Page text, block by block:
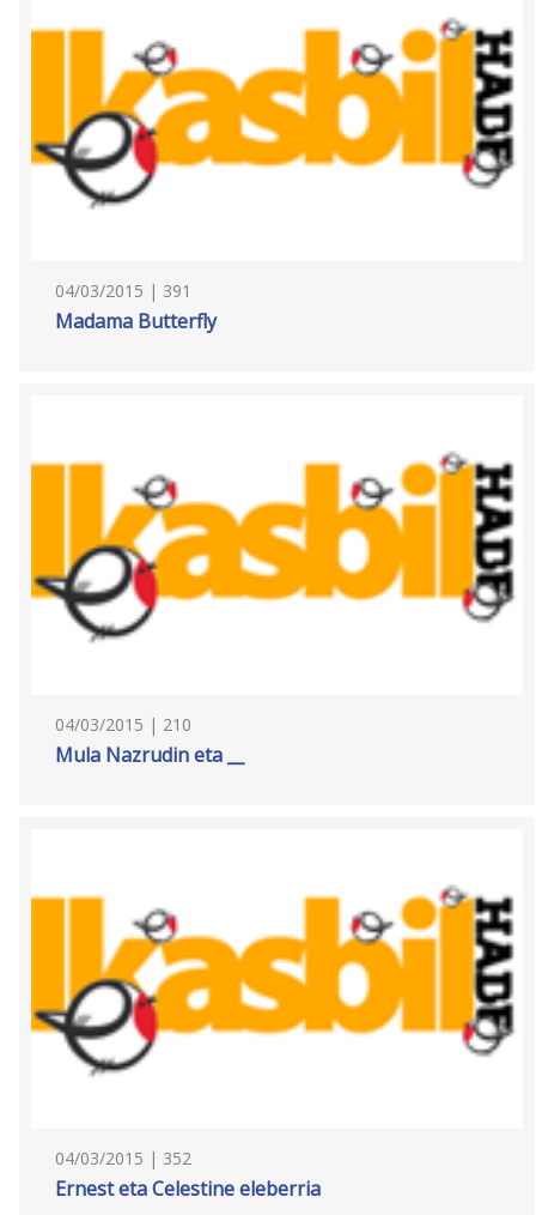
04/03/2015 | 391
Madama Butterfly
04/03/2015 | 210
Mula Nazrudin eta __
04/03/2015 | 352
Ernest eta Celestine eleberria